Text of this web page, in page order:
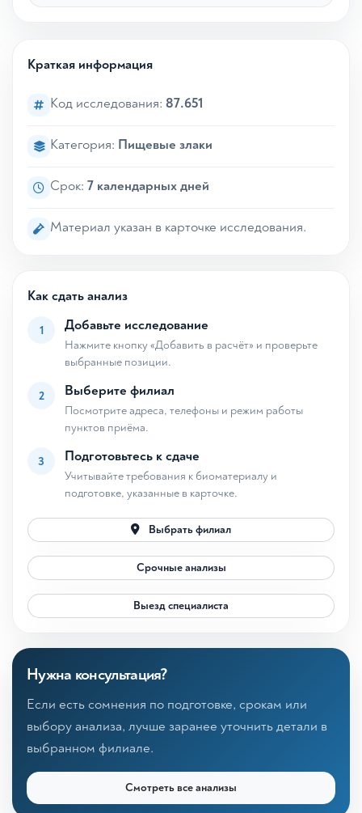
Краткая информация
Код исследования: 87.651
Категория: Пищевые злаки
Срок: 7 календарных дней
Материал указан в карточке исследования.
Как сдать анализ
1 Добавьте исследование
Нажмите кнопку «Добавить в расчёт» и проверьте
выбранные позиции.
2 Выберите филиал
Посмотрите адреса, телефоны и режим работы
пунктов приёма.
3 Подготовьтесь к сдаче
Учитывайте требования к биоматериалу и
подготовке, указанные в карточке.
Выбрать филиал
Срочные анализы
Выезд специалиста
Нужна консультация?
Если есть сомнения по подготовке, срокам или
выбору анализа, лучше заранее уточнить детали в
выбранном филиале.
Смотреть все анализы